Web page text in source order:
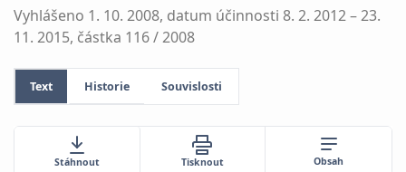
Vyhlášeno 1. 10. 2008, datum účinnosti 8. 2. 2012 – 23.
11. 2015, částka 116 / 2008
Text Historie Souvislosti
Stáhnout Tisknout Obsah